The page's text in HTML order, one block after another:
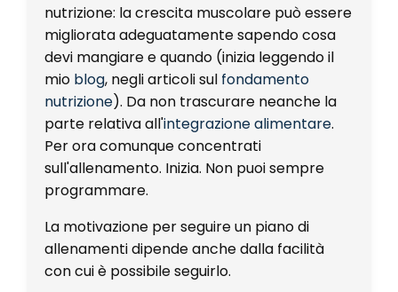
nutrizione: la crescita muscolare può essere
migliorata adeguatamente sapendo cosa
devi mangiare e quando (inizia leggendo il
mio blog, negli articoli sul fondamento
nutrizione). Da non trascurare neanche la
parte relativa all'integrazione alimentare.
Per ora comunque concentrati
sull'allenamento. Inizia. Non puoi sempre
programmare.
La motivazione per seguire un piano di
allenamenti dipende anche dalla facilità
con cui è possibile seguirlo.